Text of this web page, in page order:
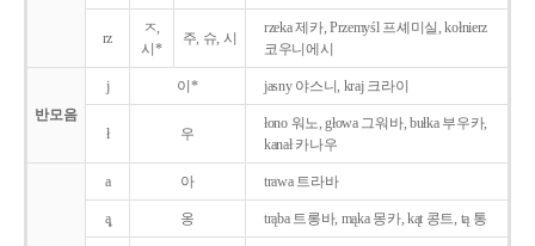
rz
ㅈ,
시*
주, 슈, 시
rzeka 제카, Przemyśl 프셰미실, kołnierz
코우니에시
반모음
j 이* jasny 야스니, kraj 크라이
ł 우
łono 워노, głowa 그워바, bułka 부우카,
kanał 카나우
a 아 trawa 트라바
ą̨ 옹 trąba 트롱바, mąka 몽카, kąt 콩트, tą 통